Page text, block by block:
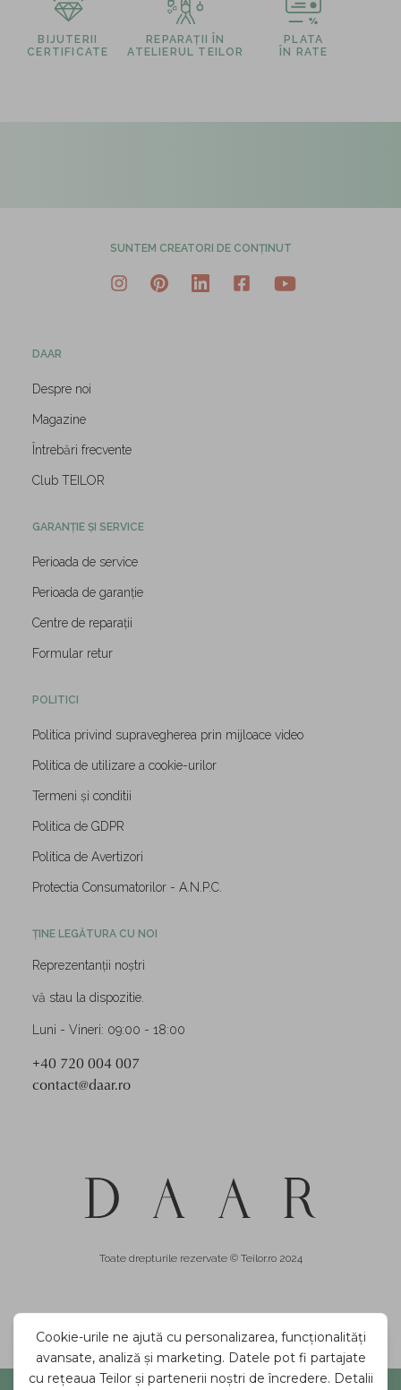
BIJUTERII
CERTIFICATE
REPARAȚII ÎN
ATELIERUL TEILOR
PLATA
ÎN RATE
SUNTEM CREATORI DE CONȚINUT
DAAR
Despre noi
Magazine
Întrebări frecvente
Club TEILOR
GARANȚIE ȘI SERVICE
Perioada de service
Perioada de garanție
Centre de reparații
Formular retur
POLITICI
Politica privind supravegherea prin mijloace video
Politica de utilizare a cookie-urilor
Termeni și conditii
Politica de GDPR
Politica de Avertizori
Protectia Consumatorilor - A.N.P.C.
ȚINE LEGĂTURA CU NOI
Reprezentanții noștri
vă stau la dispozitie.
Luni - Vineri: 09:00 - 18:00
+40 720 004 007
contact@daar.ro
Toate drepturile rezervate © Teilor.ro 2024